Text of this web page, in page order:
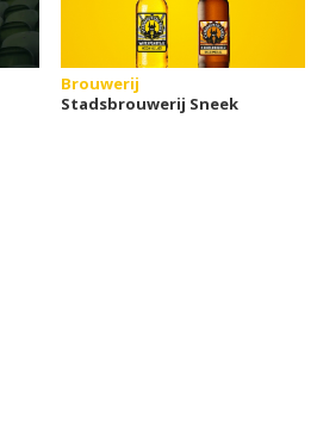
Brouwerij
Stadsbrouwerij Sneek